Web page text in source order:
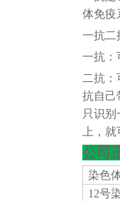
体免疫
一抗二
一抗：
二抗
抗自己
只识
上，
公司
染色
12号